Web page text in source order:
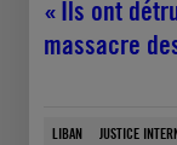
« Ils ont
massacre
LIBAN
JUSTICE